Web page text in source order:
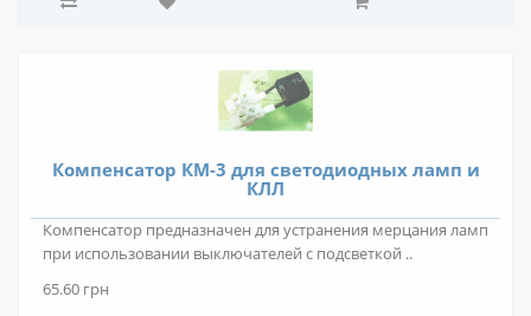
Компенсатор КМ-3 для светодиодных ламп и
КЛЛ
Компенсатор предназначен для устранения мерцания ламп
при использовании выключателей с подсветкой ..
65.60 грн